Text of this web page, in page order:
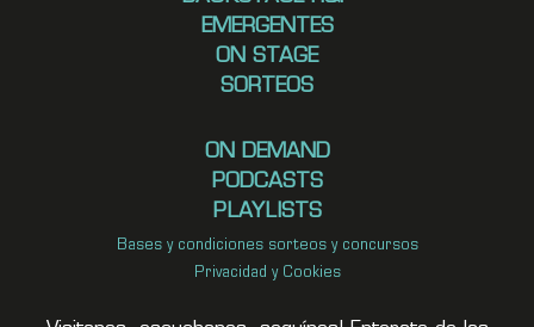
EMERGENTES
ON STAGE
SORTEOS
ON DEMAND
PODCASTS
PLAYLISTS
Bases y condiciones sorteos y concursos
Privacidad y Cookies